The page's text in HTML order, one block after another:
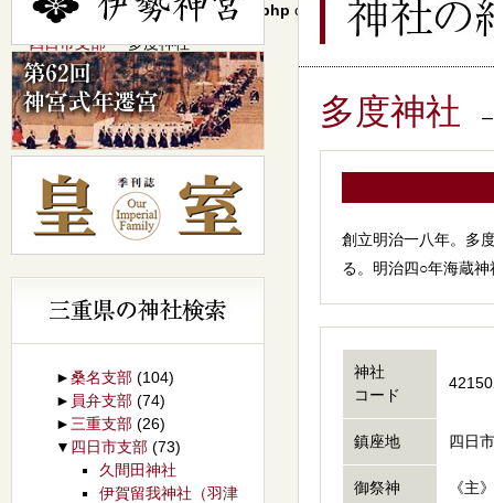
content/themes/jinja2022/header.php on line
64
–四日市支部– 多度神社
多度神社
創立明治一八年。多
る。明治四○年海蔵
神社
コード
鎮座地 四日
御祭神 《主
►桑名支部 (104)
► 員弁支部 (74)
► 三重支部 (26)
▼ 四日市支部 (73)
久間田神社
伊賀留我神社（羽津